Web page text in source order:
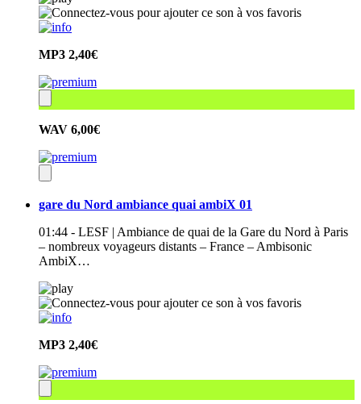
MP3 2,40€
WAV 6,00€
gare du Nord ambiance quai ambiX 01
01:44 - LESF | Ambiance de quai de la Gare du Nord à Paris
– nombreux voyageurs distants – France – Ambisonic
AmbiX…
MP3 2,40€